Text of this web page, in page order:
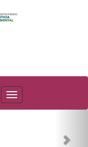
PAOT